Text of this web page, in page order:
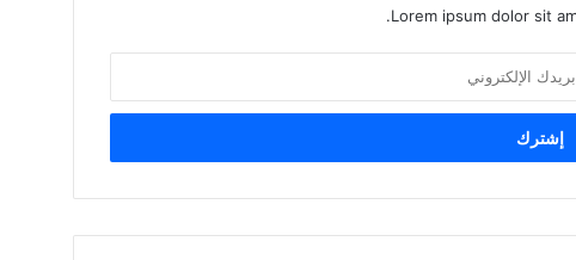
Lorem ipsum dolor sit